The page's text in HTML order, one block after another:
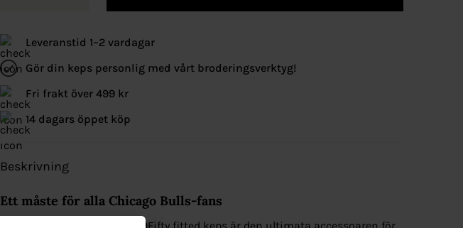
Leveranstid 1–2 vardagar
Gör din keps personlig med vårt broderingsverktyg!
Fri frakt över 499 kr
14 dagars öppet köp
Beskrivning
Ett måste för alla Chicago Bulls-fans